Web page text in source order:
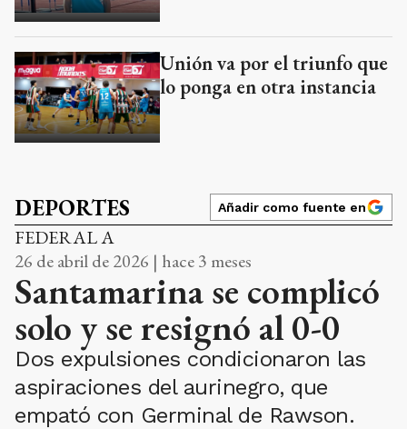
Unión va por el triunfo que
lo ponga en otra instancia
DEPORTES Añadir como fuente en
FEDERAL A
26 de abril de 2026 | hace 3 meses
Santamarina se complicó
solo y se resignó al 0-0
Dos expulsiones condicionaron las
aspiraciones del aurinegro, que
empató con Germinal de Rawson.